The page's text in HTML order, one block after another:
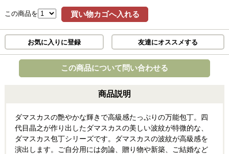
この商品を 買い物カゴへ入れる
お気に入りに登録 友達にオススメする
この商品について問い合わせる
商品説明
ダマスカスの艶やかな輝きで高級感たっぷりの万能包丁。四
代目晶之が作り出したダマスカスの美しい波紋が特微的な、
ダマスカス包丁シリーズです。ダマスカスの波紋が高級感を
演出します。ご自分用には勿論、贈り物や新築、ご結婚など